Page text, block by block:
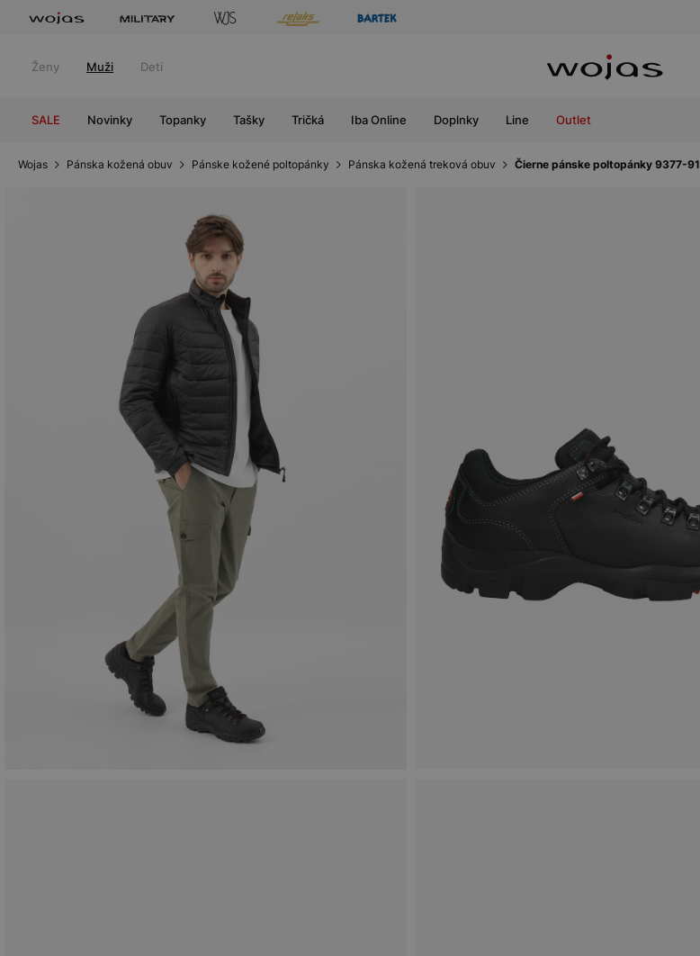
Ženy Muži Deti
SALE Novinky Topanky Tašky Tričká Iba Online Doplnky Line Outlet
Wojas Pánska kožená obuv Pánske kožené poltopánky Pánska kožená treková obuv Čierne pánske poltopánky 9377-91